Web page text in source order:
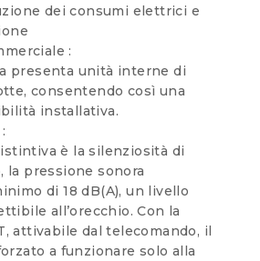
dei consumi elettrici e
:
presenta unità interne di
consentendo così una
installativa.
è la silenziosità di
la pressione sonora
di 18 dB(A), un livello
all’orecchio. Con la
attivabile dal telecomando, il
a funzionare solo alla